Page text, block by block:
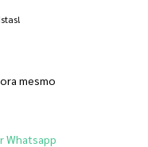
mesmo
Whatsapp